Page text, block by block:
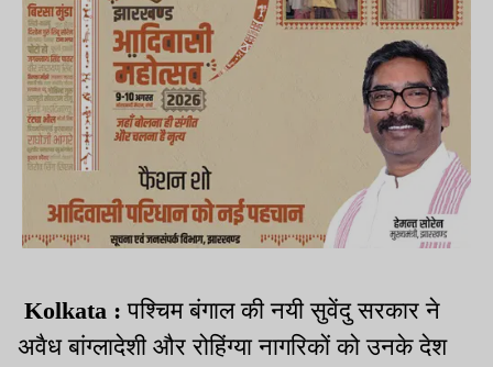
Kolkata :पश्चिम बंगाल की नयी सुवेंदु सरकार ने
अवैध बांग्लादेशी और रोहिंग्या नागरिकों को उनके देश